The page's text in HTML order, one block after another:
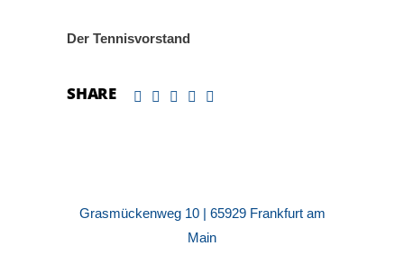
Der Tennisvorstand
SHARE
Grasmückenweg 10 | 65929 Frankfurt am
Main